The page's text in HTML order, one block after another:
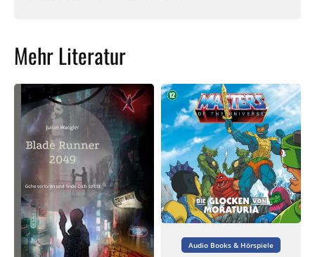
Mehr Literatur
Audio Books & Hörspiele